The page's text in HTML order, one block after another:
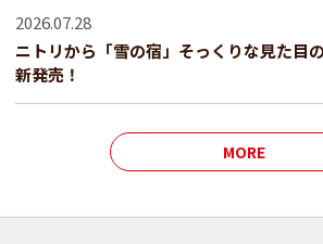
2026.07.28
ニトリから「雪の宿」そっくりな見た目
新発売！
MORE